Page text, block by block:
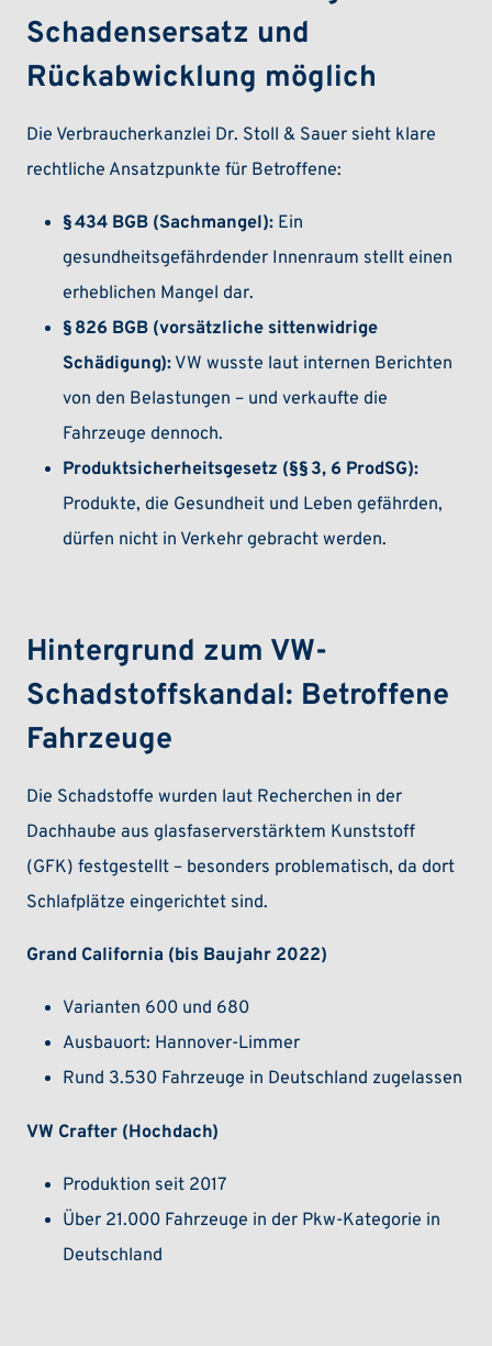
Schadensersatz und
Rückabwicklung möglich
Die Verbraucherkanzlei Dr. Stoll & Sauer sieht klare
rechtliche Ansatzpunkte für Betroffene:
§ 434 BGB (Sachmangel):Ein
gesundheitsgefährdender Innenraum stellt einen
erheblichen Mangel dar.
§ 826 BGB (vorsätzliche sittenwidrige
Schädigung):VW wusste laut internen Berichten
von den Belastungen – und verkaufte die
Fahrzeuge dennoch.
Produktsicherheitsgesetz (§§ 3, 6 ProdSG):
Produkte, die Gesundheit und Leben gefährden,
dürfen nicht in Verkehr gebracht werden.
Hintergrund zum VW-
Schadstoffskandal: Betroffene
Fahrzeuge
Die Schadstoffe wurden laut Recherchen in der
Dachhaube aus glasfaserverstärktem Kunststoff
(GFK) festgestellt – besonders problematisch, da dort
Schlafplätze eingerichtet sind.
Grand California (bis Baujahr 2022)
Varianten 600 und 680
Ausbauort: Hannover-Limmer
Rund 3.530 Fahrzeuge in Deutschland zugelassen
VW Crafter (Hochdach)
Produktion seit 2017
Über 21.000 Fahrzeuge in der Pkw-Kategorie in
Deutschland